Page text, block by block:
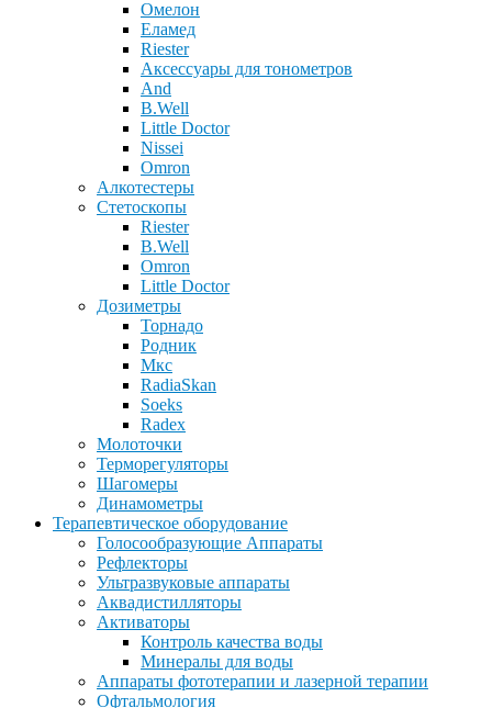
Омелон
Еламед
Riester
Аксессуары для тонометров
And
B.Well
Little Doctor
Nissei
Omron
Алкотестеры
Стетоскопы
Riester
B.Well
Omron
Little Doctor
Дозиметры
Торнадо
Родник
Мкс
RadiaSkan
Soeks
Radex
Молоточки
Терморегуляторы
Шагомеры
Динамометры
Терапевтическое оборудование
Голосообразующие Аппараты
Рефлекторы
Ультразвуковые аппараты
Аквадистилляторы
Активаторы
Контроль качества воды
Минералы для воды
Аппараты фототерапии и лазерной терапии
Офтальмология